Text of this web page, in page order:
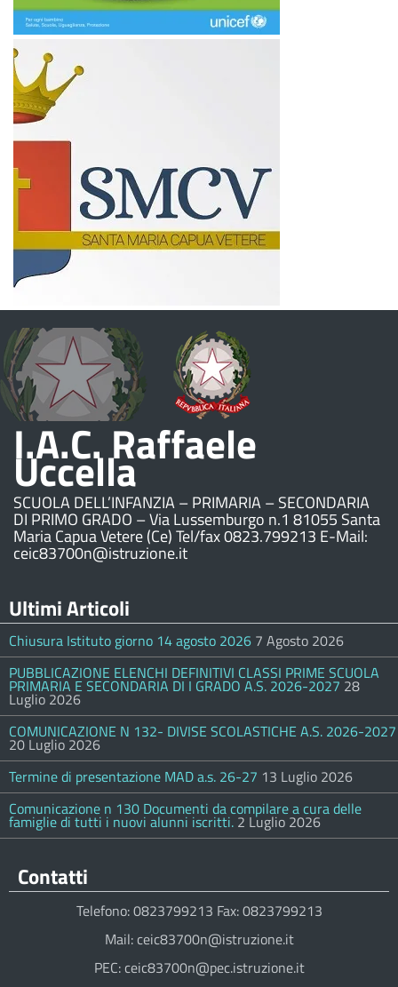
I.A.C. Raffaele
Uccella
SCUOLA DELL’INFANZIA – PRIMARIA – SECONDARIA
DI PRIMO GRADO – Via Lussemburgo n.1 81055 Santa
Maria Capua Vetere (Ce) Tel/fax 0823.799213 E-Mail:
ceic83700n@istruzione.it
Ultimi Articoli
Chiusura Istituto giorno 14 agosto 2026 7 Agosto 2026
PUBBLICAZIONE ELENCHI DEFINITIVI CLASSI PRIME SCUOLA
PRIMARIA E SECONDARIA DI I GRADO A.S. 2026-2027 28
Luglio 2026
COMUNICAZIONE N 132- DIVISE SCOLASTICHE A.S. 2026-2027
20 Luglio 2026
Termine di presentazione MAD a.s. 26-27 13 Luglio 2026
Comunicazione n 130 Documenti da compilare a cura delle
famiglie di tutti i nuovi alunni iscritti. 2 Luglio 2026
Contatti
Telefono: 0823799213 Fax: 0823799213
Mail: ceic83700n@istruzione.it
PEC: ceic83700n@pec.istruzione.it